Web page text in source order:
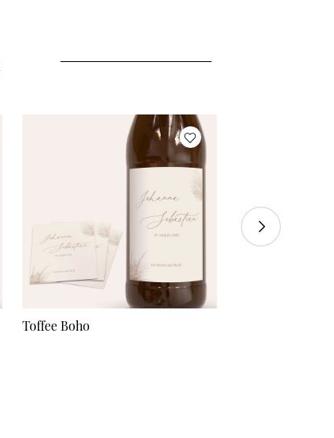
100 Aufkleber à 0,51 €
110 Aufkleber
120 Aufkleber
Toffee Boho